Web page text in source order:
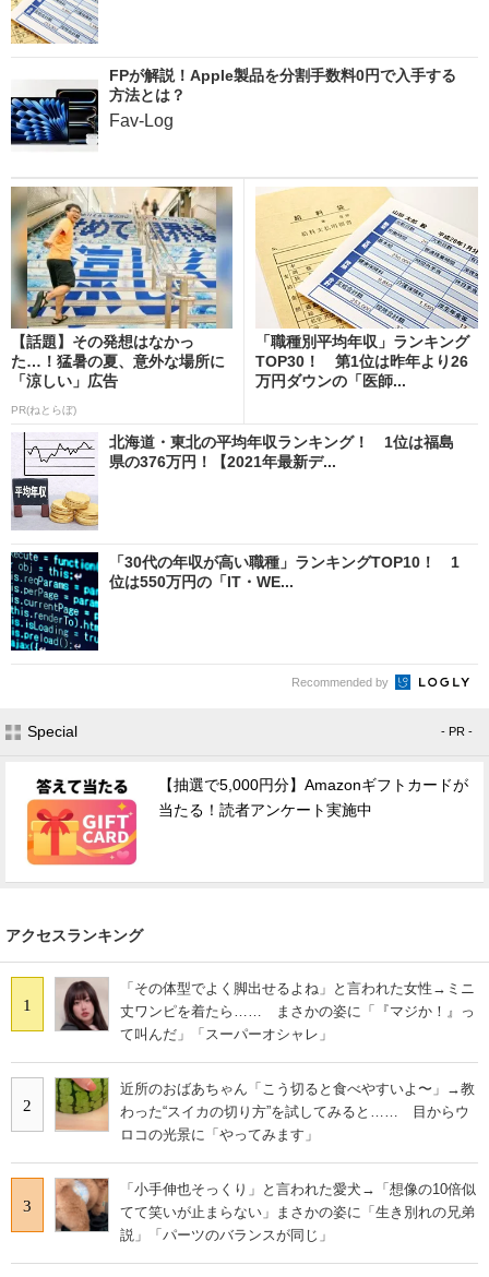
FPが解説！Apple製品を分割手数料0円で入手する
方法とは？
Fav-Log
【話題】その発想はなかっ
た…！猛暑の夏、意外な場所に
「涼しい」広告
PR(ねとらぼ)
「職種別平均年収」ランキング
TOP30！ 第1位は昨年より26
万円ダウンの「医師...
北海道・東北の平均年収ランキング！ 1位は福島
県の376万円！【2021年最新デ...
「30代の年収が高い職種」ランキングTOP10！ 1
位は550万円の「IT・WE...
Recommended by
Special - PR -
【抽選で5,000円分】Amazonギフトカードが
当たる！読者アンケート実施中
アクセスランキング
1
「その体型でよく脚出せるよね」と言われた女性→ミニ
丈ワンピを着たら…… まさかの姿に「『マジか！』っ
て叫んだ」「スーパーオシャレ」
2
近所のおばあちゃん「こう切ると食べやすいよ〜」→教
わった“スイカの切り方”を試してみると…… 目からウ
ロコの光景に「やってみます」
3
「小手伸也そっくり」と言われた愛犬→「想像の10倍似
てて笑いが止まらない」まさかの姿に「生き別れの兄弟
説」「パーツのバランスが同じ」